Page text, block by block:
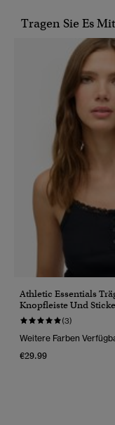
Tragen Sie Es
Athletic Essentials
Knopfleiste Und
(3)
Weitere Farben
€29.99